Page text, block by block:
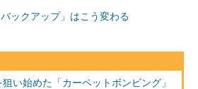
ックアップ」はこう変わる
い始めた「カーペットボンビング」